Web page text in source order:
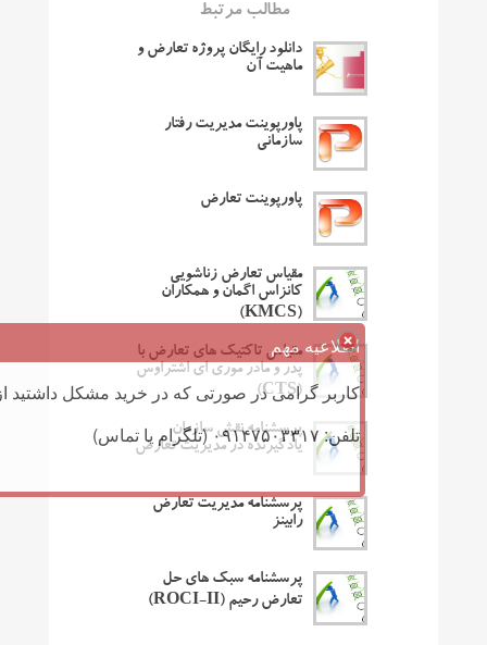
مطالب مرتبط
دانلود رایگان پروژه تعارض و
ماهیت آن
پاورپوینت مدیریت رفتار
سازمانی
پاورپوینت تعارض
مقیاس تعارض زناشویی
کانزاس اگمان و همکاران
(KMCS)
مقیاس تاکتیک های تعارض با
پدر و مادر موری ای اشتراوس
(CTS)
پرسشنامه نقش سازمان
یادگیرنده در مدیریت تعارض
پرسشنامه مدیریت تعارض
رابینز
پرسشنامه سبک های حل
تعارض رحیم (ROCI-II)
اطلاعیه مهم
کاربر گرامی در صورتی که در خرید مشکل داشتید
تلفن: ۰۹۱۴۷۵۰۳۳۱۷ (تلگرام یا تماس)